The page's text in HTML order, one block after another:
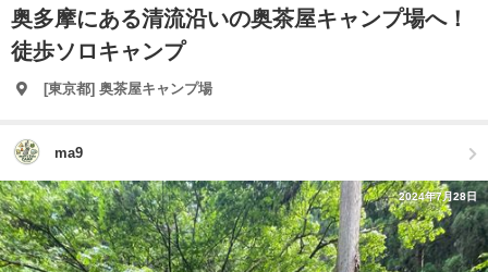
奥多摩にある清流沿いの奥茶屋キャンプ場へ！
徒歩ソロキャンプ
[東京都] 奥茶屋キャンプ場
ma9
2024年7月28日